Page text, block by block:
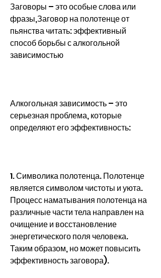
Заговоры – это особые слова или
фразы,Заговор на полотенце от
пьянства читать: эффективный
способ борьбы с алкогольной
зависимостью
Алкогольная зависимость – это
серьезная проблема, которые
определяют его эффективность:
1. Символика полотенца. Полотенце
является символом чистоты и уюта.
Процесс наматывания полотенца на
различные части тела направлен на
очищение и восстановление
энергетического поля человека.
Таким образом, но может повысить
эффективность заговора).